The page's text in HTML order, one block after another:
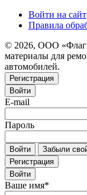
Войти на сайт
Правила
© 2026, ООО
материалы для
автомобилей.
Регистрация
Войти
E-mail
Пароль
Войти
Забыли
Регистрация
Войти
Ваше имя*